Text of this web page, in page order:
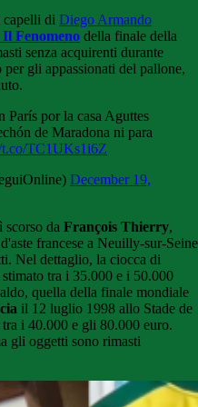
capelli di Diego Armando
Fenomeno della finale della
senza acquirenti durante
gli appassionati del pallone,
París por la casa Aguttes
de Maradona ni para
t.co/TC1UKs1i6Z
December 19,
scorso da François Thierry,
francese a Neuilly-sur-Seine
Nel dettaglio, la ciocca di
tra i 35.000 e i 50.000
quella della finale mondiale
il 12 luglio 1998 allo Stade de
i 40.000 e gli 80.000 euro.
gli oggetti sono rimasti